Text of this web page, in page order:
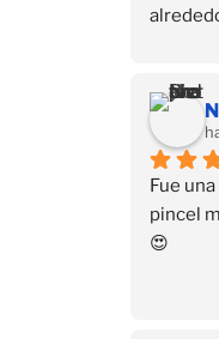
lado,
para
son
Fue
pincel
😍